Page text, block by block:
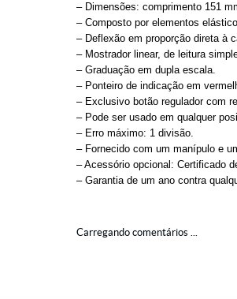
– Dimensões: comprimento 151
– Composto por elementos
– Deflexão em proporção direta à
– Mostrador linear, de leitura
– Graduação em dupla escala.
– Ponteiro de indicação em
– Exclusivo botão regulador com
– Pode ser usado em qualquer
– Erro máximo: 1 divisão.
– Fornecido com um manípulo e
– Acessório opcional: Certificado
– Garantia de um ano contra
Carregando comentários ...